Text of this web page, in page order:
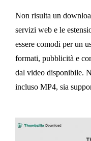
Non risulta un
servizi web e le
essere comodi per un
formati, pubblicità e
dal video disponibile.
incluso MP4, sia